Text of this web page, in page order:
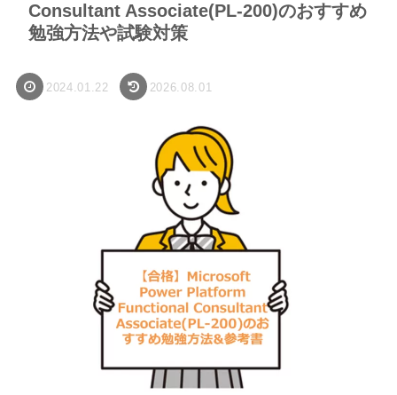
Consultant Associate(PL-200)のおすすめ
勉強方法や試験対策
2024.01.22 2026.08.01